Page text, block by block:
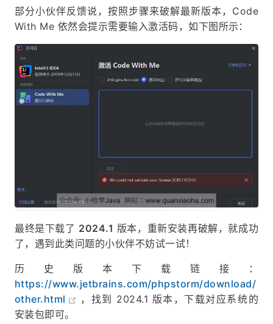
部分小伙伴反馈说，按照步骤来破解最新版本，Code
With Me 依然会提示需要输入激活码，如下图所示：
最终是下载了 2024.1 版本，重新安装再破解，就成功
了，遇到此类问题的小伙伴不妨试一试！
历史版本下载链接：
https://www.jetbrains.com/phpstorm/download/
other.html
，找到 2024.1 版本，下载对应系统的
安装包即可。